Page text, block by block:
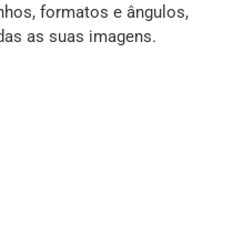
formatos e ângulos,
as suas imagens.